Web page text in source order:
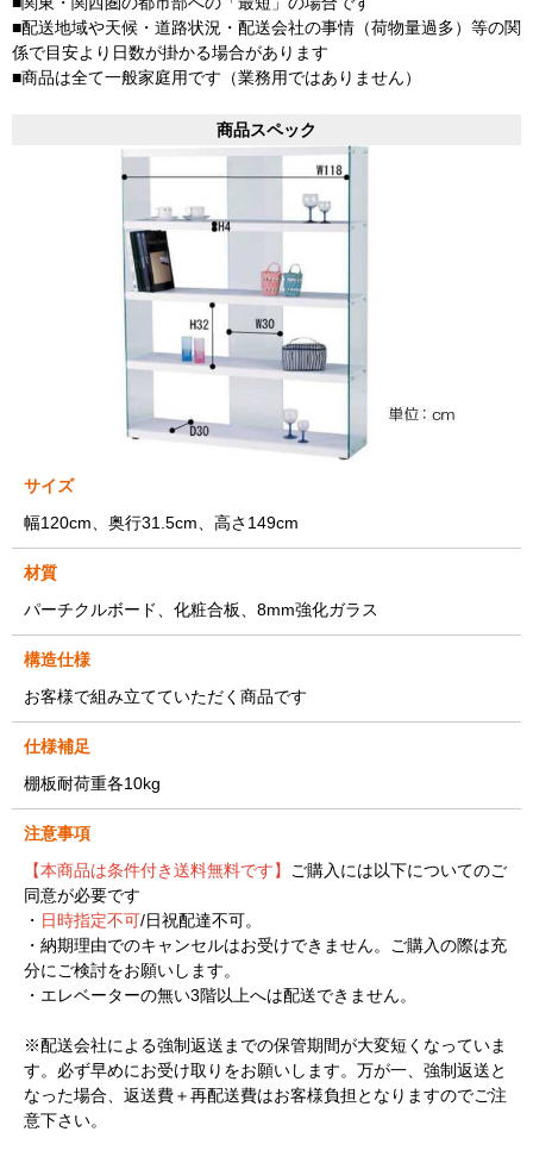
■配送地域や天候・道路状況・配送会社の事情（荷物量過多）等の関
係で目安より日数が掛かる場合があります
■商品は全て一般家庭用です（業務用ではありません）
商品スペック
サイズ
幅120cm、奥行31.5cm、高さ149cm
材質
パーチクルボード、化粧合板、8mm強化ガラス
構造仕様
お客様で組み立てていただく商品です
仕様補足
棚板耐荷重各10kg
注意事項
【本商品は条件付き送料無料です】
ご購入には以下についてのご
同意が必要です
・ 日時指定不可/日祝配達不可。
・納期理由でのキャンセルはお受けできません。ご購入の際は充
分にご検討をお願いします。
・エレベーターの無い3階以上へは配送できません。
※配送会社による強制返送までの保管期間が大変短くなっていま
す。必ず早めにお受け取りをお願いします。万が一、強制返送と
なった場合、返送費＋再配送費はお客様負担となりますのでご注
意下さい。